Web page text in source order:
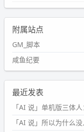
附属站点
GM_脚本
咸鱼纪要
最近发表
「AI 说」单机版三体
「AI 说」所以为什么